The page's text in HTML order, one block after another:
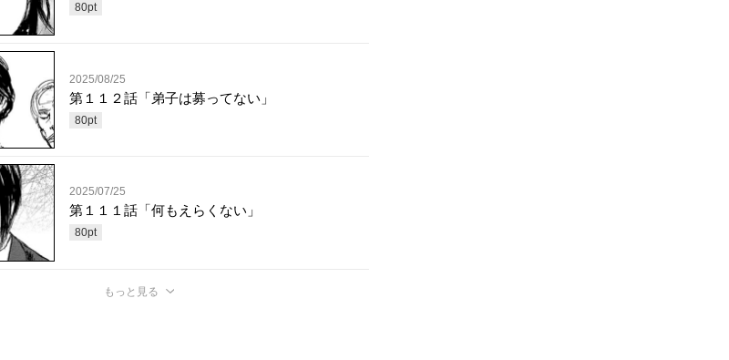
80pt
2025/08/25
第１１２話「弟子は募ってない」
80pt
2025/07/25
第１１１話「何もえらくない」
80pt
もっと見る